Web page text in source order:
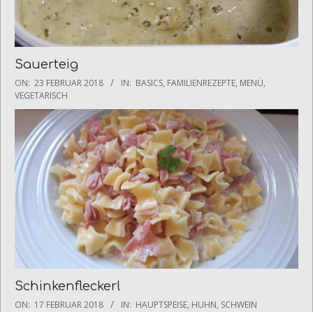
Sauerteig
2018-
02-
23
ON: 23 FEBRUAR 2018 IN: BASICS, FAMILIENREZEPTE, MENÜ,
VEGETARISCH
Schinkenfleckerl
2018-
ON: 17 FEBRUAR 2018 IN: HAUPTSPEISE, HUHN, SCHWEIN